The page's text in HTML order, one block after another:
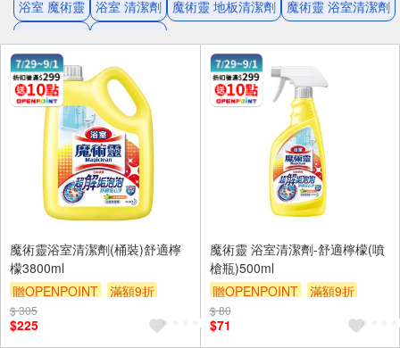
浴室 魔術靈 浴室 清潔劑 魔術靈 地板清潔劑
魔術靈 浴室清潔劑
魔術靈浴室清潔劑(桶裝)舒適檸
檬3800ml
贈OPENPOINT
滿額9折
贈$200
$ 305
$225
魔術靈 浴室清潔劑-舒適檸檬(噴
槍瓶)500ml
贈OPENPOINT
滿額9折
贈$200
$ 80
$71